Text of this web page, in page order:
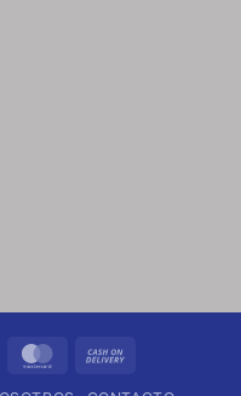
MasterCard